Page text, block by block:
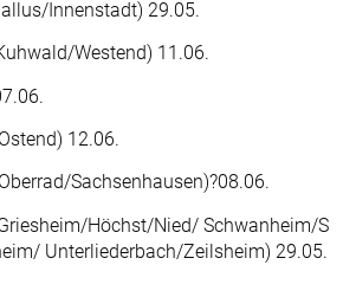
Innenstadt) 29.05.
Westend) 11.06.
12.06.
Sachsenhausen)?08.06.
Höchst/Nied/ Schwanheim/S
Unterliederbach/Zeilsheim) 29.05.